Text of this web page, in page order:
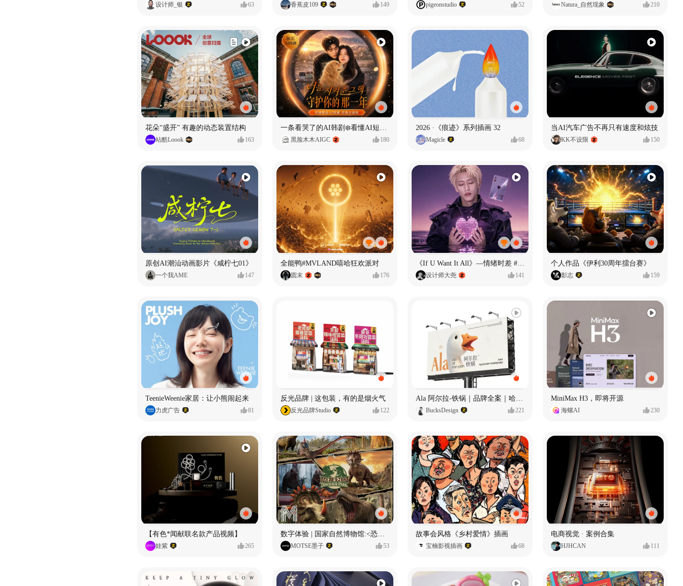
设计师_银 63 香蕉皮109 149 pigeonstudio 52 Natura_自然现象 210
花朵“盛开” 有趣的动态装置结构
站酷Loook 163
一条看哭了的AI韩剧❄️看懂AI短剧出海全流程
黑脸木木AIGC 180
2026 ·《痕迹》系列插画 32
Magicle 68
当AI汽车广告不再只有速度和炫技
KK不设限 150
原创AI潮汕动画影片《咸柠七01》
一个我AME 147
全能鸭#MVLAND嘻哈狂欢派对
圆末 176 设计师大尧 141
个人作品《伊利30周年擂台赛》
影志 159
TeenieWeenie家居：让小熊闹起来
力虎广告 81
反光品牌 | 这包装，有的是烟火气
反光品牌Studio 122
Ala 阿尔拉-铁锅｜品牌全案｜哈尔滨
BucksDesign 221
MiniMax H3，即将开源
海螺AI 230
【有色*闻献联名款产品视频】
娃紫 265 MOTSE墨子 53
故事会风格《乡村爱情》插画
宝楠影视插画 68
电商视觉 · 案例合集
HJHCAN 111